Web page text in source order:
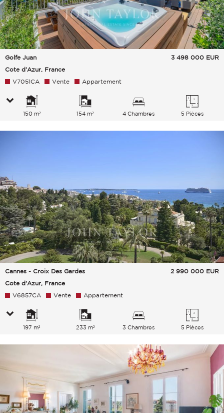
Golfe Juan
Cote d'Azur, France
3 498 000 EUR
V7051CA Vente Appartement
150 m² 154 m² 4 Chambres 5 Pièces
Cannes - Croix Des Gardes
Cote d'Azur, France
2 990 000 EUR
V6857CA Vente Appartement
197 m² 233 m² 3 Chambres 5 Pièces